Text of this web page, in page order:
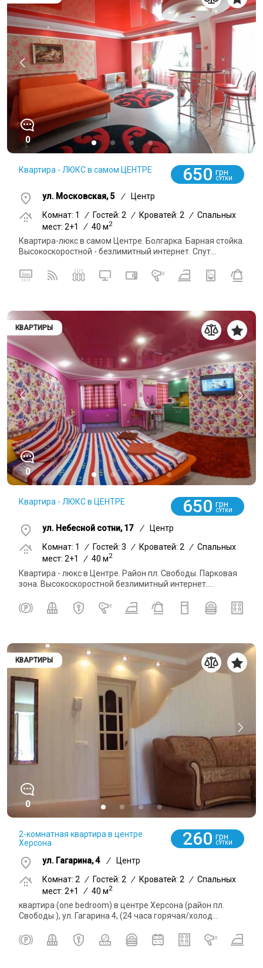
0
Квартира - ЛЮКС в самом ЦЕНТРЕ 650 грн
СУТКИ
ул. Московская, 5 /
Центр
Комнат: 1
/ Гостей: 2 / Кроватей: 2 / Спальных
мест: 2+1
/ 40 м2
Квартира-люкс в самом Центре. Болгарка. Барная стойка.
Высокоскоростной - безлимитный интернет. Спут...
КВАРТИРЫ
0
Квартира - ЛЮКС в ЦЕНТРЕ 650 грн
СУТКИ
ул. Небесной сотни, 17 /
Центр
Комнат: 1
/ Гостей: 3 / Кроватей: 2 / Спальных
мест: 2+1
/ 40 м2
Квартира - люкс в Центре. Район пл. Свободы. Парковая
зона. Высокоскоростной безлимитный интернет....
КВАРТИРЫ
0
2-комнатная квартира в центре
Херсона
260 грн
СУТКИ
ул. Гагарина, 4 /
Центр
Комнат: 2
/ Гостей: 2 / Кроватей: 2 / Спальных
мест: 2+1
/ 40 м2
квартира (one bedroom) в центре Херсона (район пл.
Свободы ), ул. Гагарина 4, (24 часа горячая/холод...